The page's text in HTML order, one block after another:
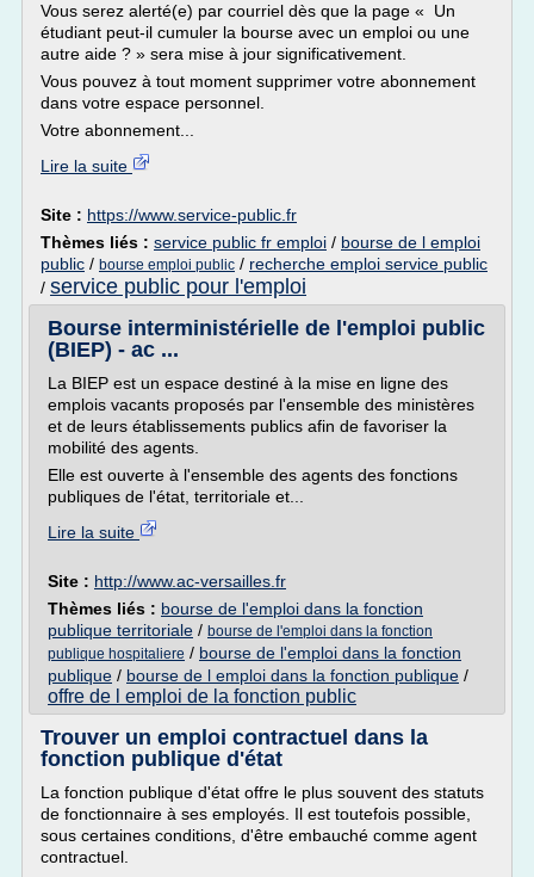
Vous serez alerté(e) par courriel dès que la page « Un
étudiant peut-il cumuler la bourse avec un emploi ou une
autre aide ? » sera mise à jour significativement.
Vous pouvez à tout moment supprimer votre abonnement
dans votre espace personnel.
Votre abonnement...
Lire la suite
Site : https://www.service-public.fr
Thèmes liés : service public fr emploi / bourse de l emploi
public / bourse emploi public / recherche emploi service public
/ service public pour l'emploi
Bourse interministérielle de l'emploi public
(BIEP) - ac ...
La BIEP est un espace destiné à la mise en ligne des
emplois vacants proposés par l'ensemble des ministères
et de leurs établissements publics afin de favoriser la
mobilité des agents.
Elle est ouverte à l'ensemble des agents des fonctions
publiques de l'état, territoriale et...
Lire la suite
Site : http://www.ac-versailles.fr
Thèmes liés : bourse de l'emploi dans la fonction
publique territoriale / bourse de l'emploi dans la fonction
publique hospitaliere / bourse de l'emploi dans la fonction
publique / bourse de l emploi dans la fonction publique /
offre de l emploi de la fonction public
Trouver un emploi contractuel dans la
fonction publique d'état
La fonction publique d'état offre le plus souvent des statuts
de fonctionnaire à ses employés. Il est toutefois possible,
sous certaines conditions, d'être embauché comme agent
contractuel.